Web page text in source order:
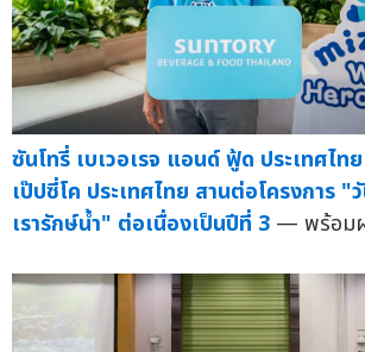
ซันโทรี่ เบเวอเรจ แอนด์ ฟู้ด ประเทศไท
เป๊ปซี่โค ประเทศไทย สานต่อโครงการ
เรารักษ์น้ำ" ต่อเนื่องเป็นปีที่ 3 — พร้อม